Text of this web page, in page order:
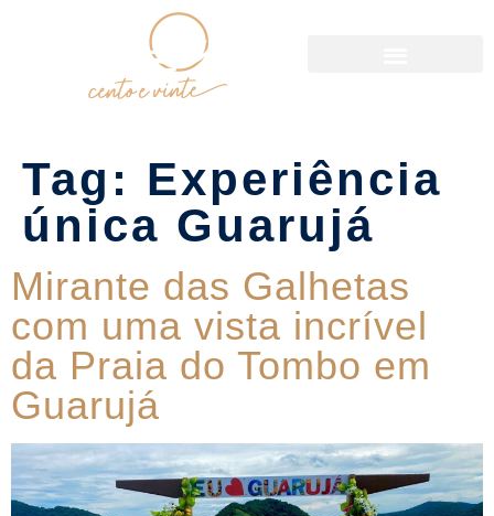
Tag: Experiência
única Guarujá
Mirante das Galhetas
com uma vista incrível
da Praia do Tombo em
Guarujá